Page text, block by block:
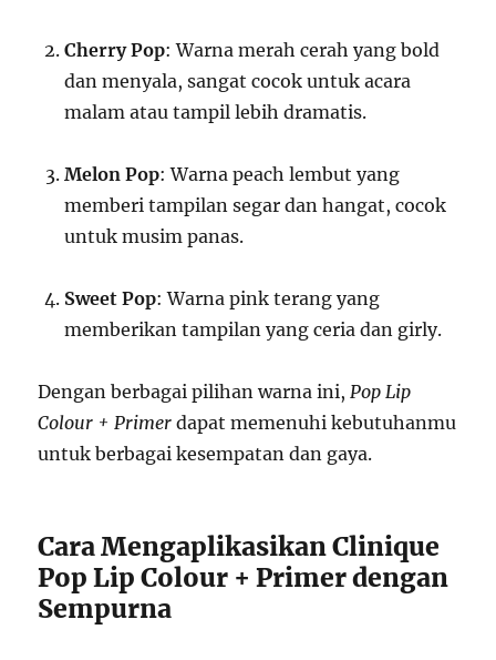
Cherry Pop: Warna merah cerah yang bold
dan menyala, sangat cocok untuk acara
malam atau tampil lebih dramatis.
Melon Pop: Warna peach lembut yang
memberi tampilan segar dan hangat, cocok
untuk musim panas.
Sweet Pop: Warna pink terang yang
memberikan tampilan yang ceria dan girly.
Dengan berbagai pilihan warna ini,Pop Lip
Colour + Primer dapat memenuhi kebutuhanmu
untuk berbagai kesempatan dan gaya.
Cara Mengaplikasikan Clinique
Pop Lip Colour + Primer dengan
Sempurna